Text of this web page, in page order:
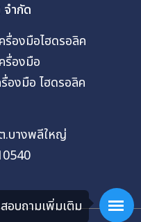
ำกัด
รื่องมือไฮดรอลิค
รื่องมือ
องมือ ไฮดรอลิค
.บางพลีใหญ่
สอบถามเพิ่มเติม